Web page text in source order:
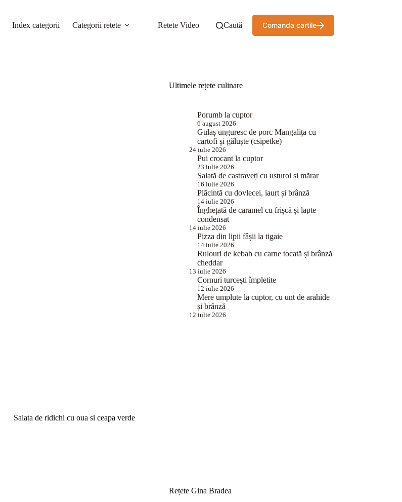
Index categorii Categorii retete Retete Video Caută Comanda cartile
Salata de ridichi cu oua si ceapa verde
Ultimele rețete culinare
Porumb la cuptor
6 august 2026
Gulaș unguresc de porc Mangalița cu
cartofi și găluște (csipetke)
24 iulie 2026
Pui crocant la cuptor
23 iulie 2026
Salată de castraveți cu usturoi și mărar
16 iulie 2026
Plăcintă cu dovlecei, iaurt și brânză
14 iulie 2026
Înghețată de caramel cu frișcă și lapte
condensat
14 iulie 2026
Pizza din lipii fâșii la tigaie
14 iulie 2026
Rulouri de kebab cu carne tocată și brânză
cheddar
13 iulie 2026
Cornuri turcești împletite
12 iulie 2026
Mere umplute la cuptor, cu unt de arahide
și brânză
12 iulie 2026
Rețete Gina Bradea